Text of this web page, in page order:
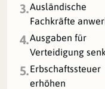
3.Ausländische
Fachkräfte
4.Ausgaben für
Verteidigung
5.Erbschaftssteuer
erhöhen